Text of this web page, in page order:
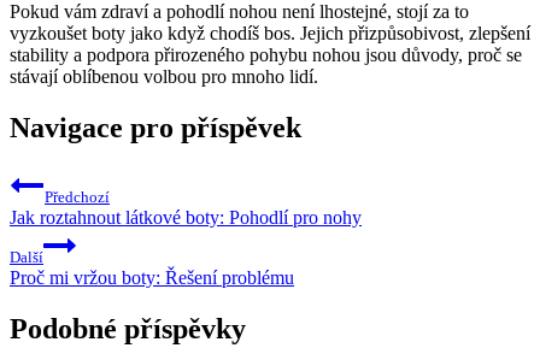
Pokud vám zdraví ⁢a pohodlí nohou není lhostejné, ‌stojí za to
vyzkoušet boty jako když chodíš bos. Jejich‍ přizpůsobivost, zlepšení
stability ⁤a‌ podpora přirozeného pohybu ⁢nohou jsou důvody, ⁢proč‌ se
stávají oblíbenou volbou ‌pro mnoho lidí.
Navigace pro příspěvek
Předchozí
Jak roztahnout látkové boty: Pohodlí pro nohy
Další
Proč mi vržou boty: Řešení problému
Podobné příspěvky